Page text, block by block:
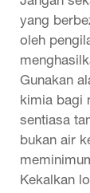
yang
oleh
Gunakan
kimia bagi
sentiasa
bukan air
Kekalkan